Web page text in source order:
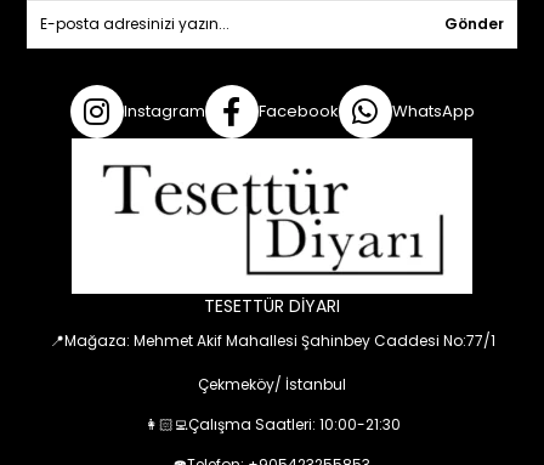
Gönder
Instagram Facebook WhatsApp
TESETTÜR DİYARI
📍Mağaza: Mehmet Akif Mahallesi Şahinbey Caddesi No:77/1
Çekmeköy/ İstanbul
👩🏻‍💻Çalışma Saatleri: 10:00-21:30